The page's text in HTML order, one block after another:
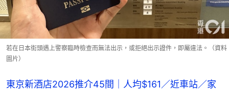
若在日本街頭遇上警察臨時檢查而無法出示，或拒絕出示證件，即屬違法。（資料
圖片）
東京新酒店2026推介45間｜人均$161／近車站／家